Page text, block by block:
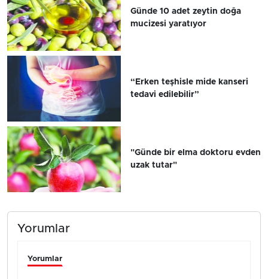
Günde 10 adet zeytin doğa
mucizesi yaratıyor
“Erken teşhisle mide kanseri
tedavi edilebilir”
"Günde bir elma doktoru evden
uzak tutar"
Yorumlar
Yorumlar